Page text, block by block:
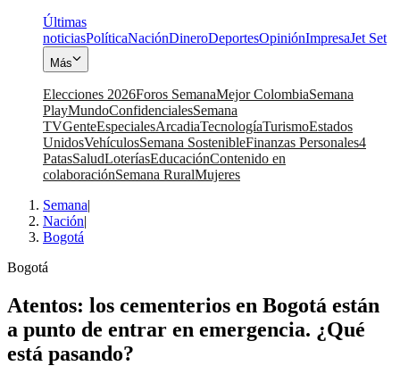
Últimas
noticiasPolíticaNaciónDineroDeportesOpiniónImpresaJet Set
Más
Elecciones 2026Foros SemanaMejor ColombiaSemana
PlayMundoConfidencialesSemana
TVGenteEspecialesArcadiaTecnologíaTurismoEstados
UnidosVehículosSemana SostenibleFinanzas Personales4
PatasSaludLoteríasEducaciónContenido en
colaboraciónSemana RuralMujeres
Semana|
Nación|
Bogotá
Bogotá
Atentos: los cementerios en Bogotá están
a punto de entrar en emergencia. ¿Qué
está pasando?